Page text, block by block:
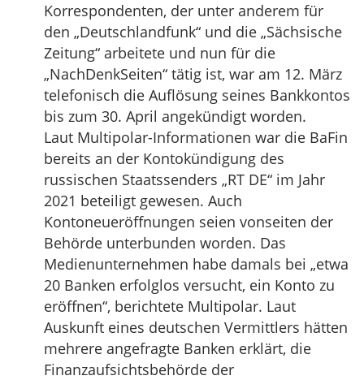
Korrespondenten, der unter anderem für
den „Deutschlandfunk“ und die „Sächsische
Zeitung“ arbeitete und nun für die
„NachDenkSeiten“ tätig ist, war am 12. März
telefonisch die Auflösung seines Bankkontos
bis zum 30. April angekündigt worden.
Laut Multipolar-Informationen war die BaFin
bereits an der Kontokündigung des
russischen Staatssenders „RT DE“ im Jahr
2021 beteiligt gewesen. Auch
Kontoneueröffnungen seien vonseiten der
Behörde unterbunden worden. Das
Medienunternehmen habe damals bei „etwa
20 Banken erfolglos versucht, ein Konto zu
eröffnen“, berichtete Multipolar. Laut
Auskunft eines deutschen Vermittlers hätten
mehrere angefragte Banken erklärt, die
Finanzaufsichtsbehörde der